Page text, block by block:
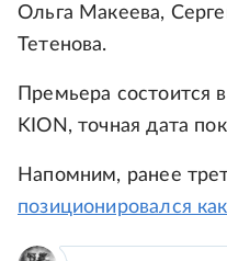
Ольга Макеева,
Тетенова.
Премьера состоится
KION, точная дата
Напомним, ранее
позиционировался